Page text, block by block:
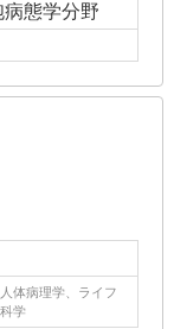
態学分野
体病理学、ライフ
学